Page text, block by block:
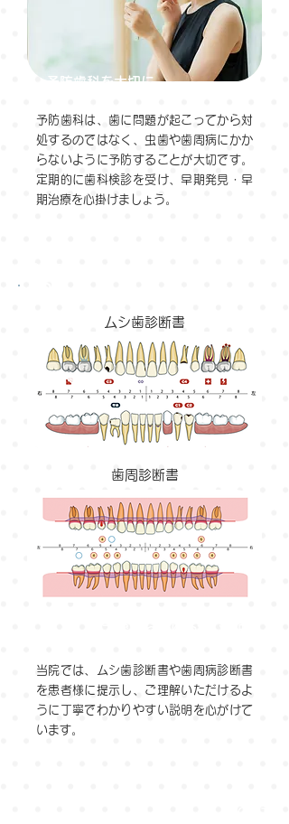
予防歯科を大切に
予防歯科は、歯に問題が起こってから対
処するのではなく、虫歯や歯周病にかか
らないように予防することが大切です。
定期的に歯科検診を受け、早期発見・早
期治療を心掛けましょう。
ムシ歯診断書
歯周診断書
当院では、ムシ歯診断書や歯周病診断書
を患者様に提示し、ご理解いただけるよ
うに丁寧でわかりやすい説明を心がけて
います。